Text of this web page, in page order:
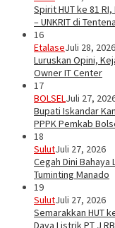
Spirit HUT ke 81
– UNKRIT di Tentena
16
EtalaseJuli 28, 2026
Luruskan Opini,
Owner IT Center
17
BOLSELJuli 27,
Bupati Iskandar
PPPK Pemkab
18
SulutJuli 27, 2026
Cegah Dini
Tuminting Manado
19
SulutJuli 27, 2026
Semarakkan HUT
Daya Listrik PT J